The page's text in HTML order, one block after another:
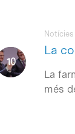
La
Notícies
La
més